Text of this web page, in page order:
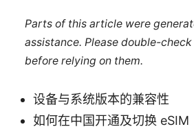
Parts of this article were
assistance. Please double-
before relying on them.
设备与系统版本的兼容性
如何在中国开通及切换 eSIM